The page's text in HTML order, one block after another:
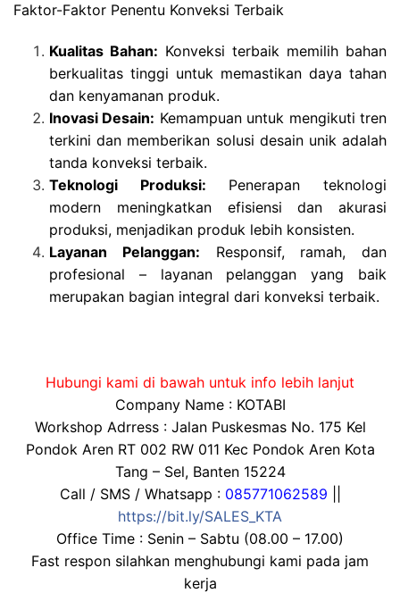
Faktor-Faktor Penentu Konveksi Terbaik
Kualitas Bahan: Konveksi terbaik memilih bahan
berkualitas tinggi untuk memastikan daya tahan
dan kenyamanan produk.
Inovasi Desain: Kemampuan untuk mengikuti tren
terkini dan memberikan solusi desain unik adalah
tanda konveksi terbaik.
Teknologi Produksi: Penerapan teknologi
modern meningkatkan efisiensi dan akurasi
produksi, menjadikan produk lebih konsisten.
Layanan Pelanggan: Responsif, ramah, dan
profesional – layanan pelanggan yang baik
merupakan bagian integral dari konveksi terbaik.
Hubungi kami di bawah untuk info lebih lanjut
Company Name : KOTABI
Workshop Adrress : Jalan Puskesmas No. 175 Kel
Pondok Aren RT 002 RW 011 Kec Pondok Aren Kota
Tang – Sel, Banten 15224
Call / SMS / Whatsapp : 085771062589
https://bit.ly/SALES_KTA
Office Time : Senin – Sabtu (08.00 – 17.00)
Fast respon silahkan menghubungi kami pada jam
kerja